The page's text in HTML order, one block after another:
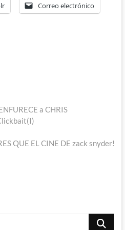
Correo electrónico
a CHRIS
QUE EL CINE DE zack snyder!
Buscar